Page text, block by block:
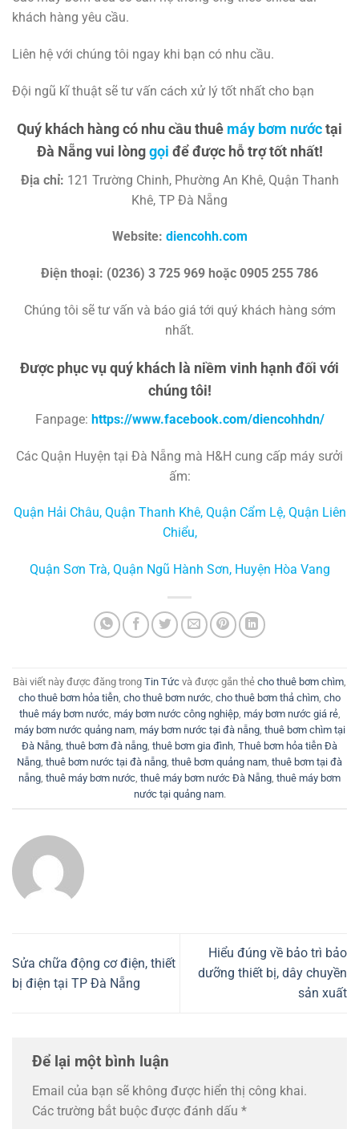
khách hàng yêu cầu.
Liên hệ với chúng tôi ngay khi bạn có nhu cầu.
Đội ngũ kĩ thuật sẽ tư vấn cách xử lý tốt nhất cho bạn
Quý khách hàng có nhu cầu thuê máy bơm nướctại
Đà Nẵng vui lònggọi để được hỗ trợ tốt nhất!
Địa chỉ: 121 Trường Chinh, Phường An Khê, Quận Thanh
Khê, TP Đà Nẵng
Website: diencohh.com
Điện thoại: (0236) 3 725 969 hoặc 0905 255 786
Chúng tôi sẽ tư vấn và báo giá tới quý khách hàng sớm
nhất.
Được phục vụ quý khách là niềm vinh hạnh đối với
chúng tôi!
Fanpage: https://www.facebook.com/diencohhdn/
Các Quận Huyện tại Đà Nẵng mà H&H cung cấp máy sưởi
ấm:
Quận Hải Châu, Quận Thanh Khê, Quận Cẩm Lệ, Quận Liên
Chiểu,
Quận Sơn Trà, Quận Ngũ Hành Sơn, Huyện Hòa Vang
Bài viết này được đăng trong Tin Tức và được gắn thẻ cho thuê bơm chìm
cho thuê bơm hỏa tiễn cho thuê bơm nước cho thuê bơm thả chìm cho
thuê máy bơm nước, máy bơm nước công nghiệp, máy bơm nước giá rẻ,
máy bơm nước quảng nam, máy bơm nước tại đà nẵng, thuê bơm chìm tại
Đà Nẵng thuê bơm đà nẵng thuê bơm gia đình Thuê bơm hỏa tiễn Đà
Nẵng thuê bơm nước tại đà nẵng thuê bơm quảng nam thuê bơm tại đà
nẵng thuê máy bơm nước thuê máy bơm nước Đà Nẵng thuê máy bơm
nước tại quảng nam.
Sửa chữa động cơ điện, thiết
bị điện tại TP Đà Nẵng
Hiểu đúng về bảo trì bảo
dưỡng thiết bị, dây chuyền
sản xuất
Để lại một bình luận
Email của bạn sẽ không được hiển thị công khai.
Các trường bắt buộc được đánh dấu *